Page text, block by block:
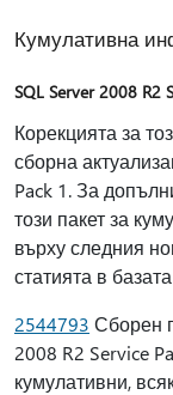
Кумулативна
SQL Server 2008 R2
Корекцията за
сборна
Pack 1. За
този пакет за
върху следния
статията в
2544793 Сборен
2008 R2 Service
кумулативни,